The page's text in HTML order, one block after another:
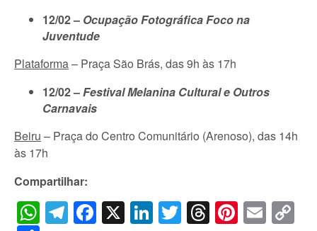
12/02 – Ocupação Fotográfica Foco na
Juventude
Plataforma– Praça São Brás, das 9h às 17h
12/02 –Festival Melanina Cultural e Outros
Carnavais
Beiru – Praça do Centro Comunitário (Arenoso), das 14h
às 17h
Compartilhar:
WhatsApp
Telegram
Facebook
X LinkedIn
Twitter
Threads